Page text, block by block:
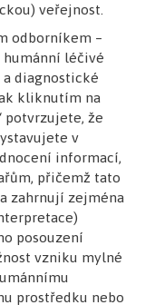
mohou
standardní
dodržovat
o jejich
39864440/
veřejnost.
odborníkem –
humánní léčivé
diagnostické
kliknutím na
potvrzujete, že
v
informací,
přičemž tato
zahrnují zejména
posouzení
vzniku mylné
prostředku nebo